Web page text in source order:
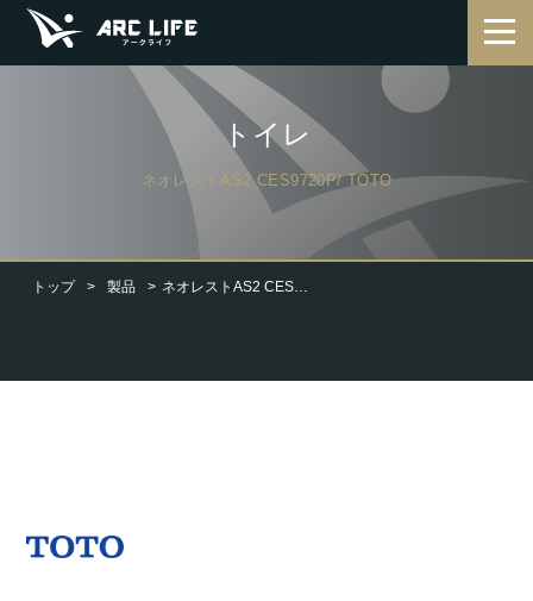
トップ 製品 ネオレストAS2 CES9720P
トイレ
ネオレストAS2 CES9720P/ TOTO